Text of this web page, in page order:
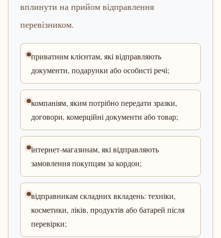
вплинути на прийом відправлення
перевізником.
приватним клієнтам, які відправляють
документи, подарунки або особисті речі;
компаніям, яким потрібно передати зразки,
договори, комерційні документи або товар;
інтернет-магазинам, які відправляють
замовлення покупцям за кордон;
відправникам складних вкладень: техніки,
косметики, ліків, продуктів або батарей після
перевірки;